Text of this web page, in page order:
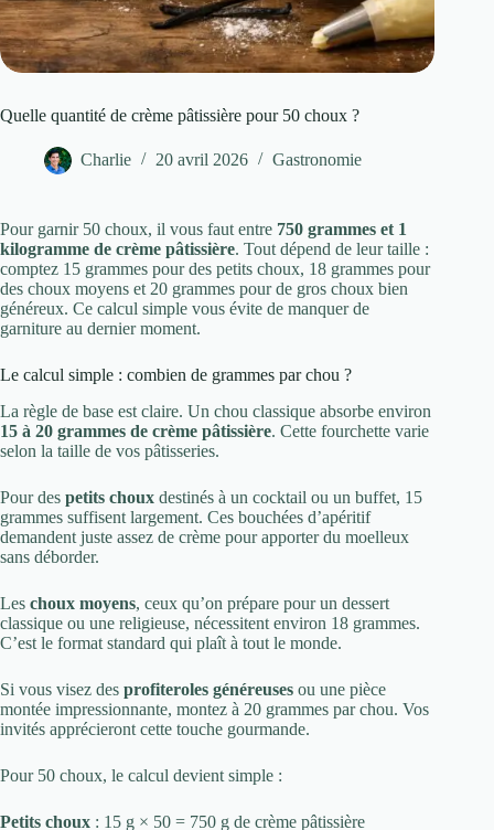
Quelle quantité de crème pâtissière pour 50 choux ?
Charlie 20 avril 2026 Gastronomie
Pour garnir 50 choux, il vous faut entre 750 grammes et 1
kilogramme de crème pâtissière. Tout dépend de leur taille :
comptez 15 grammes pour des petits choux, 18 grammes pour
des choux moyens et 20 grammes pour de gros choux bien
généreux. Ce calcul simple vous évite de manquer de
garniture au dernier moment.
Le calcul simple : combien de grammes par chou ?
La règle de base est claire. Un chou classique absorbe environ
15 à 20 grammes de crème pâtissière. Cette fourchette varie
selon la taille de vos pâtisseries.
Pour des petits choux destinés à un cocktail ou un buffet, 15
grammes suffisent largement. Ces bouchées d’apéritif
demandent juste assez de crème pour apporter du moelleux
sans déborder.
Les choux moyens, ceux qu’on prépare pour un dessert
classique ou une religieuse, nécessitent environ 18 grammes.
C’est le format standard qui plaît à tout le monde.
Si vous visez des profiteroles généreuses ou une pièce
montée impressionnante, montez à 20 grammes par chou. Vos
invités apprécieront cette touche gourmande.
Pour 50 choux, le calcul devient simple :
Petits choux : 15 g × 50 = 750 g de crème pâtissière